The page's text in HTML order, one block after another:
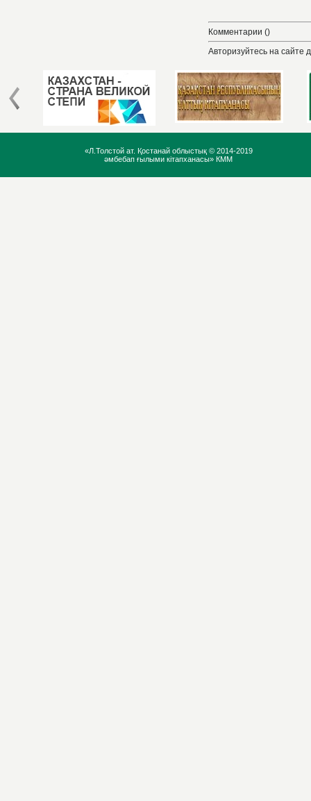
Комментарии ()
Авторизуйтесь на сайте
«Л.Толстой ат. Қостанай облыстық © 2014-2019
әмбебап ғылыми кітапханасы» КММ